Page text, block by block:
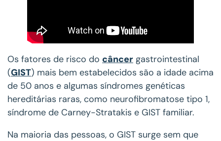
Os fatores de risco do câncer gastrointestinal
(GIST) mais bem estabelecidos são a idade acima
de 50 anos e algumas síndromes genéticas
hereditárias raras, como neurofibromatose tipo 1,
síndrome de Carney-Stratakis e GIST familiar.
Na maioria das pessoas, o GIST surge sem que